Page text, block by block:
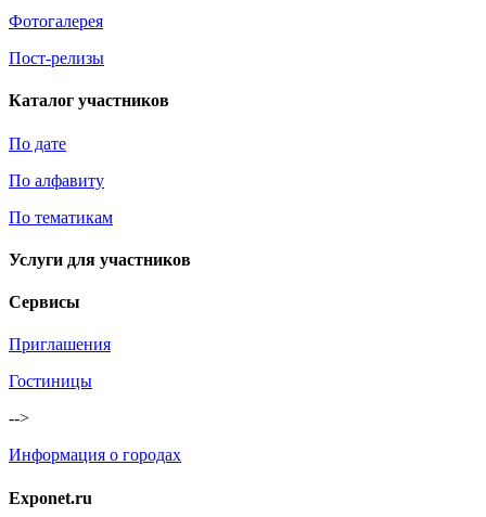
Фотогалерея
Пост-релизы
Каталог участников
По дате
По алфавиту
По тематикам
Услуги для участников
Сервисы
Приглашения
Гостиницы
-->
Информация о городах
Exponet.ru